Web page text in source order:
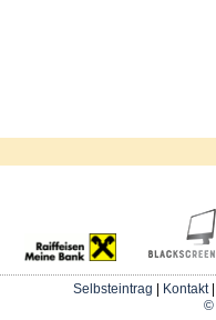
Selbsteintrag Kontakt
©